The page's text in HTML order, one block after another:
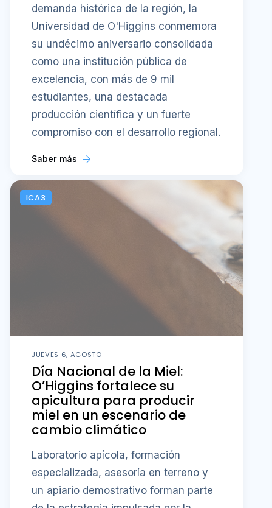
demanda histórica de la región, la
Universidad de O'Higgins conmemora
su undécimo aniversario consolidada
como una institución pública de
excelencia, con más de 9 mil
estudiantes, una destacada
producción científica y un fuerte
compromiso con el desarrollo regional.
Saber más
ICA3
JUEVES 6, AGOSTO
Día Nacional de la Miel:
O’Higgins fortalece su
apicultura para producir
miel en un escenario de
cambio climático
Laboratorio apícola, formación
especializada, asesoría en terreno y
un apiario demostrativo forman parte